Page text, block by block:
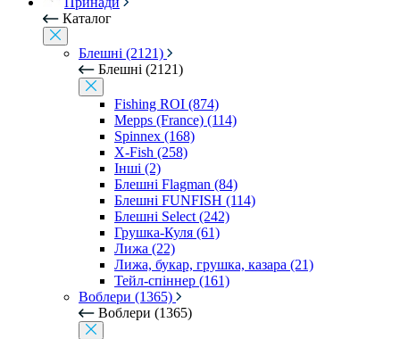
Каталог
Блешні (2121)
Блешні (2121)
Fishing ROI (874)
Mepps (France) (114)
Spinnex (168)
X-Fish (258)
Інші (2)
Блешні Flagman (84)
Блешні FUNFISH (114)
Блешні Select (242)
Грушка-Куля (61)
Лижа (22)
Лижа, букар, грушка, казара (21)
Тейл-спіннер (161)
Воблери (1365)
Воблери (1365)